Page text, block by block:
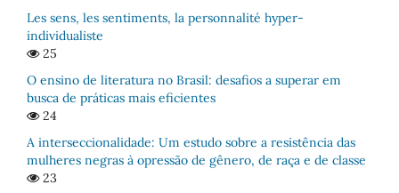
Les sens, les sentiments, la personnalité hyper-
individualiste
25
O ensino de literatura no Brasil: desafios a superar em
busca de práticas mais eficientes
24
A interseccionalidade: Um estudo sobre a resistência das
mulheres negras à opressão de gênero, de raça e de classe
23